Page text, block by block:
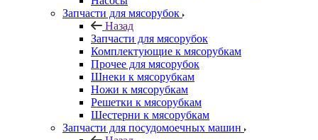
Запчасти для мясорубок
Назад
Запчасти для мясорубок
Комплектующие к мясорубкам
Прочее для мясорубок
Шнеки к мясорубкам
Ножи к мясорубкам
Решетки к мясорубкам
Шестерни к мясорубкам
Запчасти для посудомоечных машин